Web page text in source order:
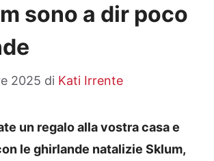
sono a dir poco
2025 di Kati Irrente
un regalo alla vostra casa e
le ghirlande natalizie Sklum,